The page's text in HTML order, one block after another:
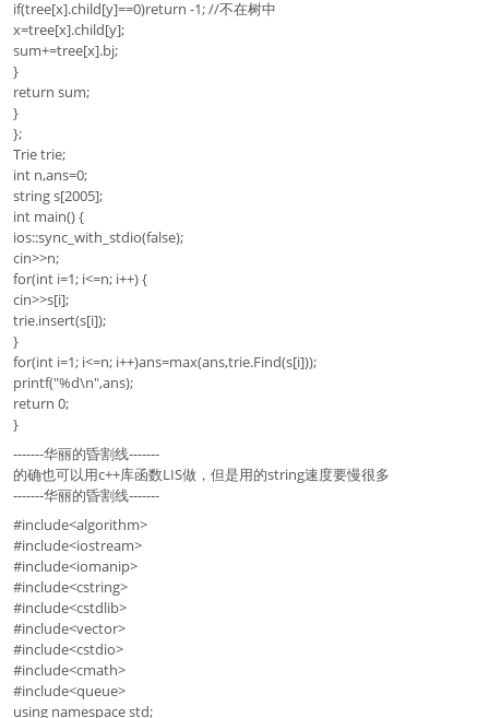
if(tree[x].child[y]==0)return -1; //不在树中
x=tree[x].child[y];
sum+=tree[x].bj;
}
return sum;
}
};
Trie trie;
int n,ans=0;
string s[2005];
int main() {
ios::sync_with_stdio(false);
cin>>n;
for(int i=1; i<=n; i++) {
cin>>s[i];
trie.insert(s[i]);
}
for(int i=1; i<=n; i++)ans=max(ans,trie.Find(s[i]));
printf("%d\n",ans);
return 0;
}
-------华丽的昏割线-------
的确也可以用c++库函数LIS做，但是用的string速度要慢很多
-------华丽的昏割线-------
#include<algorithm>
#include<iostream>
#include<iomanip>
#include<cstring>
#include<cstdlib>
#include<vector>
#include<cstdio>
#include<cmath>
#include<queue>
using namespace std;